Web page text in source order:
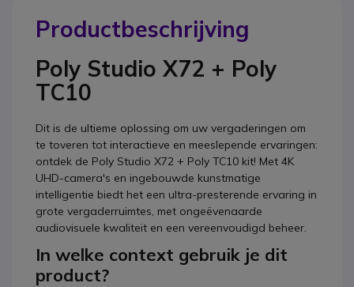
Productbeschrijving
Poly Studio X72 + Poly
TC10
Dit is de ultieme oplossing om uw vergaderingen om
te toveren tot interactieve en meeslepende ervaringen:
ontdek de Poly Studio X72 + Poly TC10 kit! Met 4K
UHD-camera's en ingebouwde kunstmatige
intelligentie biedt het een ultra-presterende ervaring in
grote vergaderruimtes, met ongeëvenaarde
audiovisuele kwaliteit en een vereenvoudigd beheer.
In welke context gebruik je dit
product?